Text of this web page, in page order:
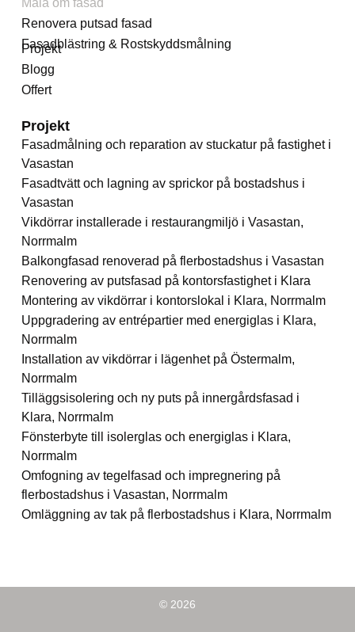
Måla om fasad
Renovera putsad fasad
Fasadblästring & Rostskyddsmålning
Projekt
Blogg
Offert
Projekt
Fasadmålning och reparation av stuckatur på fastighet i
Vasastan
Fasadtvätt och lagning av sprickor på bostadshus i
Vasastan
Vikdörrar installerade i restaurangmiljö i Vasastan,
Norrmalm
Balkongfasad renoverad på flerbostadshus i Vasastan
Renovering av putsfasad på kontorsfastighet i Klara
Montering av vikdörrar i kontorslokal i Klara, Norrmalm
Uppgradering av entrépartier med energiglas i Klara,
Norrmalm
Installation av vikdörrar i lägenhet på Östermalm,
Norrmalm
Tilläggsisolering och ny puts på innergårdsfasad i
Klara, Norrmalm
Fönsterbyte till isolerglas och energiglas i Klara,
Norrmalm
Omfogning av tegelfasad och impregnering på
flerbostadshus i Vasastan, Norrmalm
Omläggning av tak på flerbostadshus i Klara, Norrmalm
© 2026